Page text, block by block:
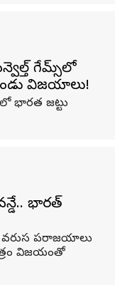
గేమ్స్‌లో
విజయాలు!
భారత జట్టు
భారత్‌
వరుస పరాజయాలు
విజయంతో